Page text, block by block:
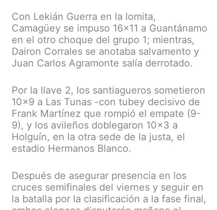
Con Lekián Guerra en la lomita,
Camagüey se impuso 16×11 a Guantánamo
en el otro choque del grupo 1; mientras,
Dairon Corrales se anotaba salvamento y
Juan Carlos Agramonte salía derrotado.
Por la llave 2, los santiagueros sometieron
10×9 a Las Tunas -con tubey decisivo de
Frank Martínez que rompió el empate (9-
9), y los avileños doblegaron 10×3 a
Holguín, en la otra sede de la justa, el
estadio Hermanos Blanco.
Después de asegurar presencia en los
cruces semifinales del viernes y seguir en
la batalla por la clasificación a la fase final,